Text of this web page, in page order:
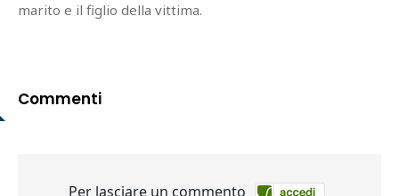
marito e il figlio della vittima.
Commenti